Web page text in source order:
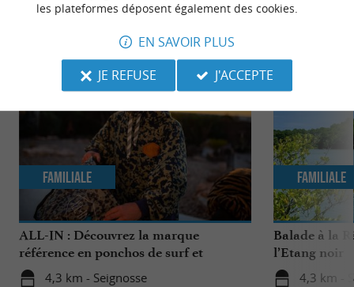
NOUS AVONS TESTÉ
ALL-IN : Découvrez la marque
référence en ponchos de surf et
accessoires de sports nautiques !
4,3 km - Seignosse
Familiale
Balade à la
l’Etang noir
4,3 km -
Familiale
les plateformes déposent également des cookies.
EN SAVOIR PLUS
JE REFUSE
J'ACCEPTE